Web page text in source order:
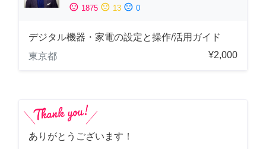
sentiment_satisfied 1875 sentiment_neutral 13 sentiment_dissatisfied 0
デジタル機器・家電の設定と操作/活用ガイド
東京都
¥2,000
ありがとうございます！